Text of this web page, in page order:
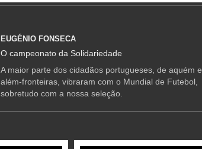
EUGÉNIO FONSECA
O campeonato da Solidariedade
A maior parte dos cidadãos portugueses, de aquém e
além-fronteiras, vibraram com o Mundial de Futebol,
sobretudo com a nossa seleção.